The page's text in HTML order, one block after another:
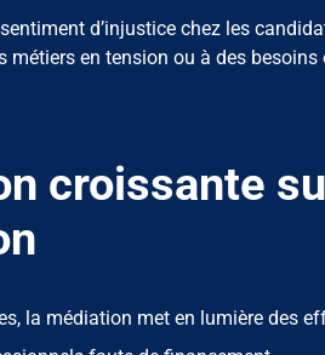
d’injustice chez les
métiers en tension ou à des
croissante
la médiation met en lumière des